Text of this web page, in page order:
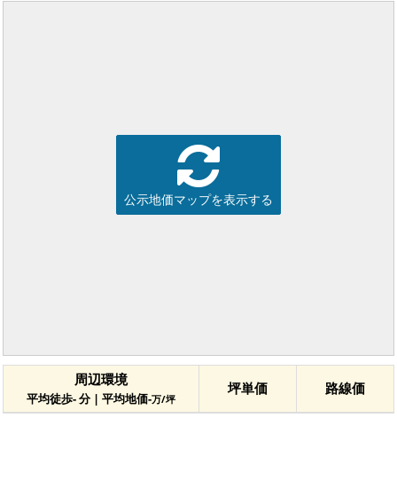
公示地価マップを表示する
周辺環境
平均徒歩- 分 | 平均地価-万/坪
坪単価 路線価